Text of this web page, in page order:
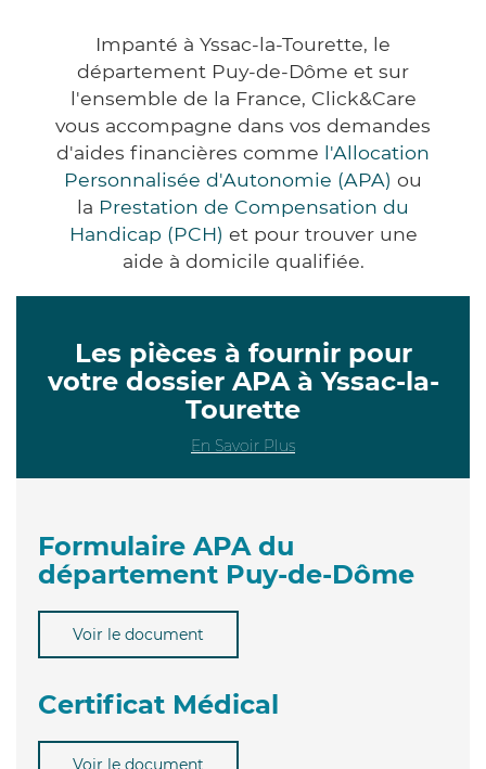
Impanté à Yssac-la-Tourette, le
département Puy-de-Dôme et sur
l'ensemble de la France, Click&Care
vous accompagne dans vos demandes
d'aides financières comme l'Allocation
Personnalisée d'Autonomie (APA) ou
la Prestation de Compensation du
Handicap (PCH) et pour trouver une
aide à domicile qualifiée.
Les pièces à fournir pour
votre dossier APA à Yssac-la-
Tourette
En Savoir Plus
Formulaire APA du
département Puy-de-Dôme
Voir le document
Certificat Médical
Voir le document